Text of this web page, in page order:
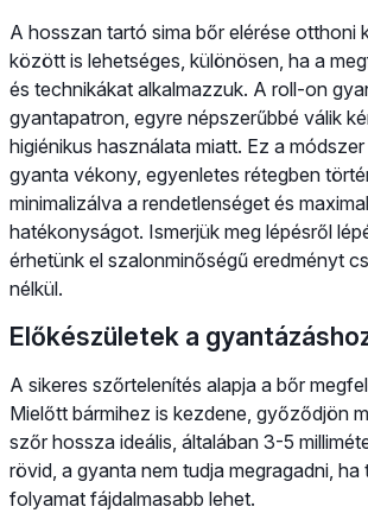
A hosszan tartó sima bőr elérése otthoni
között is lehetséges, különösen, ha a
és technikákat alkalmazzuk. A roll-on
gyantapatron, egyre népszerűbbé válik
higiénikus használata miatt. Ez a
gyanta vékony, egyenletes rétegben
minimalizálva a rendetlenséget és
hatékonyságot. Ismerjük meg lépésről
érhetünk el szalonminőségű eredményt
nélkül.
Előkészületek a
A sikeres szőrtelenítés alapja a bőr
Mielőtt bármihez is kezdene, győződjön
szőr hossza ideális, általában 3-5
rövid, a gyanta nem tudja megragadni, ha
folyamat fájdalmasabb lehet.